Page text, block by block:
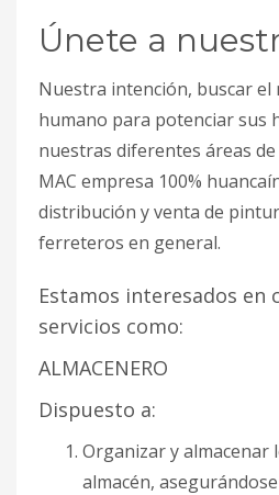
Únete a
Nuestra intención, buscar
humano para potenciar sus
nuestras diferentes áreas
MAC empresa 100%
distribución y venta de
ferreteros en general.
Estamos interesados en
servicios como:
ALMACENERO
Dispuesto a:
Organizar y almacenar
almacén,